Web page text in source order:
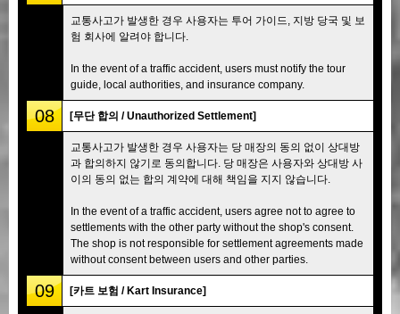
교통사고가 발생한 경우 사용자는 투어 가이드, 지방 당국 및 보
험 회사에 알려야 합니다.
In the event of a traffic accident, users must notify the tour
guide, local authorities, and insurance company.
08 [무단 합의 / Unauthorized Settlement]
교통사고가 발생한 경우 사용자는 당 매장의 동의 없이 상대방
과 합의하지 않기로 동의합니다. 당 매장은 사용자와 상대방 사
이의 동의 없는 합의 계약에 대해 책임을 지지 않습니다.
In the event of a traffic accident, users agree not to agree to
settlements with the other party without the shop's consent.
The shop is not responsible for settlement agreements made
without consent between users and other parties.
09 [카트 보험 / Kart Insurance]